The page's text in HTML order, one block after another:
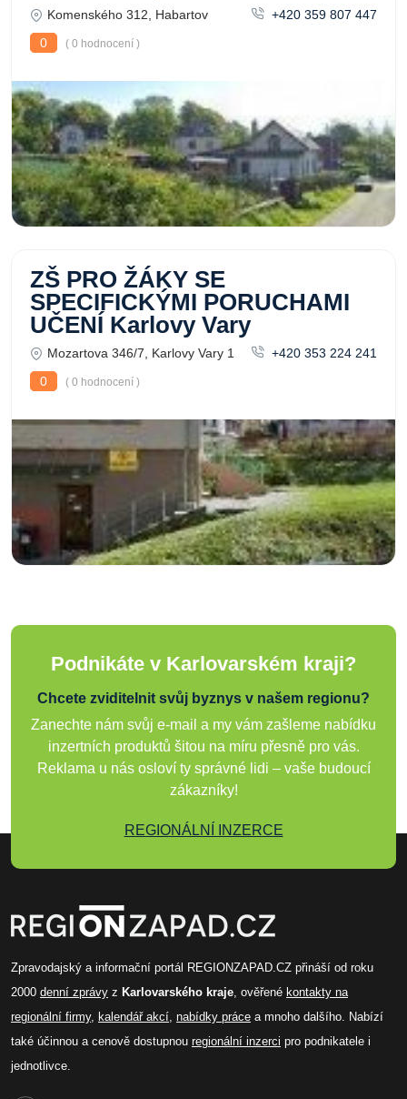
Komenského 312, Habartov
+420 359 807 447
0
( 0 hodnocení )
ZŠ PRO ŽÁKY SE
SPECIFICKÝMI PORUCHAMI
UČENÍ Karlovy Vary
Mozartova 346/7, Karlovy Vary 1
+420 353 224 241
0
( 0 hodnocení )
Podnikáte v Karlovarském kraji?
Chcete zviditelnit svůj byznys v našem regionu?
Zanechte nám svůj e-mail a my vám zašleme nabídku
inzertních produktů šitou na míru přesně pro vás.
Reklama u nás osloví ty správné lidi – vaše budoucí
zákazníky!
REGIONÁLNÍ INZERCE
Zpravodajský a informační portál REGIONZAPAD.CZ přináší od roku
2000 denní zprávy z Karlovarského kraje, ověřené kontakty na
regionální firmy, kalendář akcí, nabídky práce a mnoho dalšího. Nabízí
také účinnou a cenově dostupnou regionální inzerci pro podnikatele i
jednotlivce.